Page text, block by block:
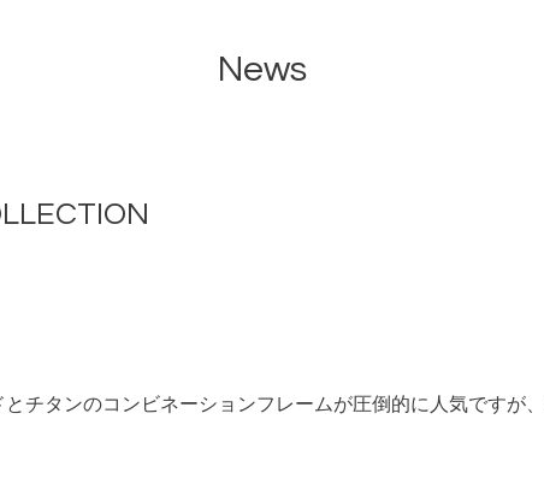
News
チタンのコンビネーションフレームが圧倒的に人気ですが